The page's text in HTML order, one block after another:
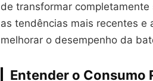
de transformar
as tendências mais recentes e
melhorar o desempenho da
Entender o Consumo